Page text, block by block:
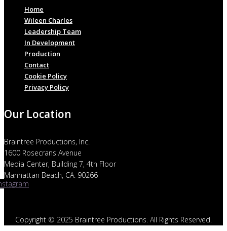
Home
Wileen Charles
Leadership Team
In Development
Production
Contact
Cookie Policy
Privacy Policy
Our Location
Braintree Productions, Inc.
1600 Rosecrans Avenue
Media Center, Building 7, 4th Floor
Manhattan Beach, CA. 90266
Copyright © 2025 Braintree Productions. All Rights Reserved.